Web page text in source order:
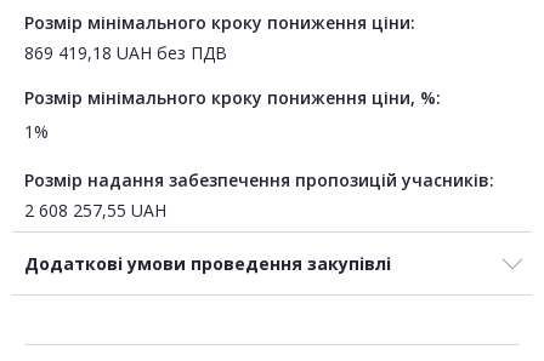
Розмір мінімального кроку пониження ціни:
869 419,18 UAH без ПДВ
Розмір мінімального кроку пониження ціни, %:
1%
Розмір надання забезпечення пропозицій учасників:
2 608 257,55 UAH
Додаткові умови проведення закупівлі